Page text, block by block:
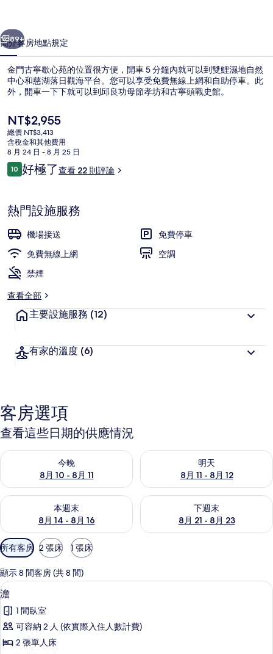
的
相
片
集
個 下一個
89+
簡介客房地點規定
金門古寧歇心苑的位置很方便，開車 5 分鐘內就可以到雙鯉濕地自然
中心和慈湖落日觀海平台。您可以享受免費無線上網和自助停車。此
外，開車一下下就可以到邱良功母節孝坊和古寧頭戰史館。
目
前
的
價
格
是
NT$2,955
總價 NT$3,413
含稅金和其他費用
8 月 24 日 - 8 月 25 日
評
論
1010 分，滿分 10 分，
好極了查看 22 則評論
熱門設施服務
機場接送
免費停車
免費無線上網
空調
禁煙
查看全部
主要設施服務 (12)
有家的溫度 (6)
客房選項
查看這些日期的供應情況
今晚
8月 10 - 8月 11
查看今晚 (8月 10 - 8月 11) 的供應情況
明天
8月 11 - 8月 12
查看明天 (8月 11 - 8月 12) 的供
本週末
8月 14 - 8月 16
查看本週末 (8月 14 - 8月 16) 的供應情況
下週末
8月 21 - 8月 23
查看下週末 (8月 21 - 8月 23)
可
用
的
客
房
篩
選
條
所有客房 2 張床 1 張床
顯示 8 間客房 (共 8 間)
顯
示
澹
的
澹 | 高級寢具、舒適加層、書桌、筆電
澹
1 間臥室
可容納 2 人 (依實際入住人數計費)
2 張單人床